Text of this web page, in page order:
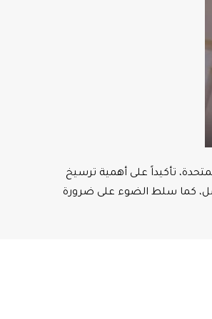
تأكيداً على أهمية ترسيخ
كما سلط الضوء على ضرورة